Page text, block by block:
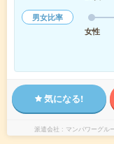
男女比率
女性
気になる!
派遣会社 マンパワーグル